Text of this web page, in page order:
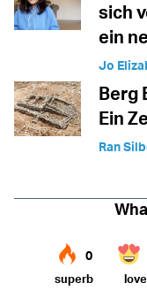
sich
ein
Jo
Berg
Ein
Ran